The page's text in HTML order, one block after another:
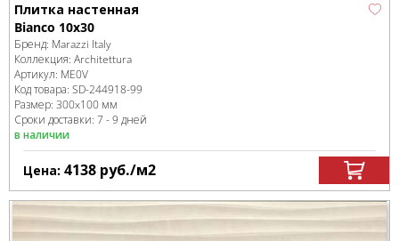
Плитка настенная
Bianco 10x30
Бренд: Marazzi Italy
Коллекция: Architettura
Артикул: ME0V
Код товара: SD-244918-99
Размер: 300x100 мм
Сроки доставки: 7 - 9 дней
в наличии
Цена: 4138 руб./м2